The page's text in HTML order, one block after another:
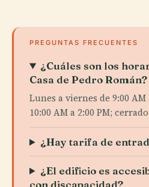
PREGUNTAS FRECUENTES
¿Cuáles son los
Casa de Pedro Román?
Lunes a viernes de 9:00 AM
10:00 AM a 2:00 PM;
¿Hay tarifa de
¿El edificio es
con discapacidad?